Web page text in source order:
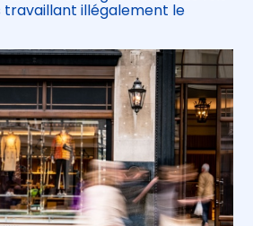
travaillant illégalement le